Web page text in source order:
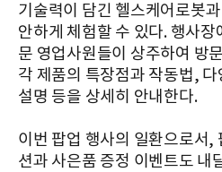
기술력이 담긴 헬스케어로봇
안하게 체험할 수 있다. 행사
문 영업사원들이 상주하여 방
각 제품의 특장점과 작동법,
설명 등을 상세히 안내한다.
이번 팝업 행사의 일환으로서,
션과 사은품 증정 이벤트도 내